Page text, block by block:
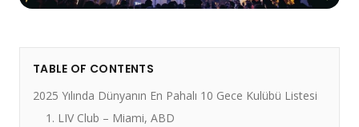
TABLE OF CONTENTS
2025 Yılında Dünyanın En Pahalı 10 Gece Kulübü Listesi
1. LIV Club – Miami, ABD